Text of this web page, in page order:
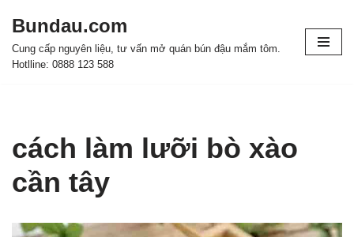
Chuyển
tới
Bundau.com
Cung cấp nguyên liệu, tư vấn mở quán bún đậu mắm tôm.
Hotlline: 0888 123 588
cách làm lưỡi bò xào
cần tây